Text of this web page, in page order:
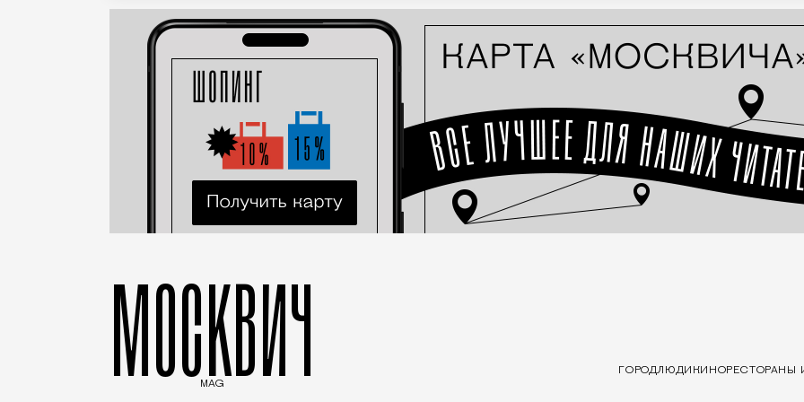
МОСКВИЧ
MAG
ГОРОДЛЮДИ КИНОРЕСТОРАНЫ